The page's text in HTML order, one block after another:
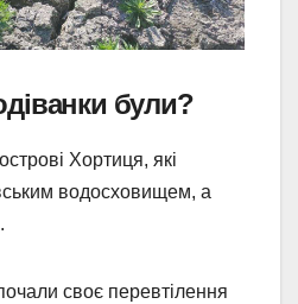
були?
Хортиця, які
водосховищем, а
своє перевтілення